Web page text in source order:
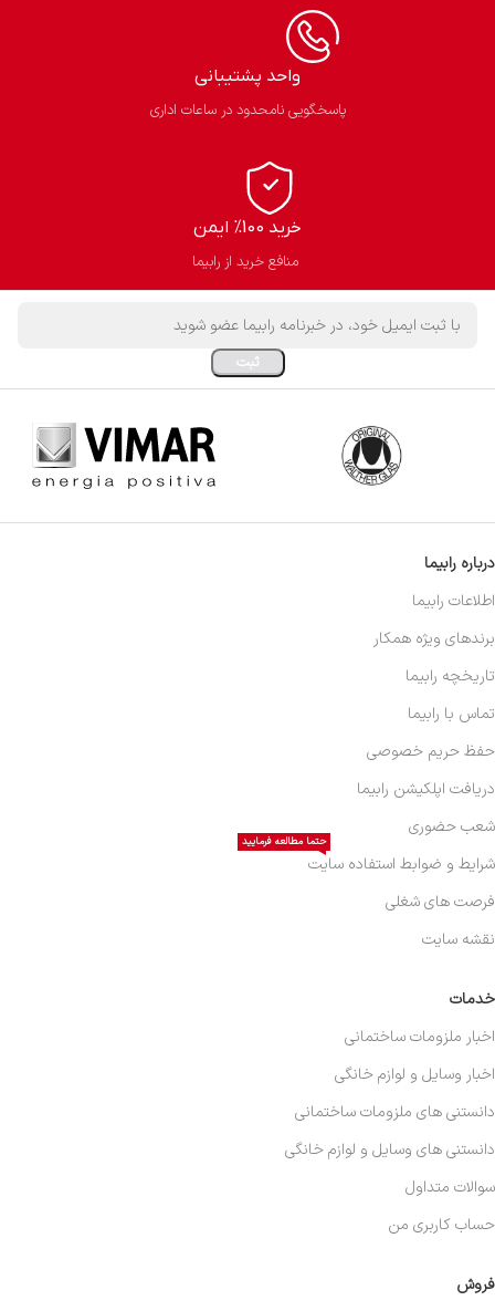
واحد پشتیبانی
پاسخگویی نامحدود در ساعات اداری
خرید 100% ایمن
منافع خرید از رابیما
فروش
خدمات
اخبار ملزومات ساختمانی
اخبار وسایل و لوازم خانگی
دانستنی های ملزومات ساختمانی
دانستنی های وسایل و لوازم خانگی
سوالات متداول
حساب کاربری من
درباره رابیما
اطلاعات رابیما
برندهای ویژه همکار
تاریخچه رابیما
تماس با رابیما
حفظ حریم خصوصی
دریافت اپلکیشن رابیما
شعب حضوری
شرایط و ضوابط استفاده سایت
حتما مطالعه فرمایید
فرصت های شغلی
نقشه سایت